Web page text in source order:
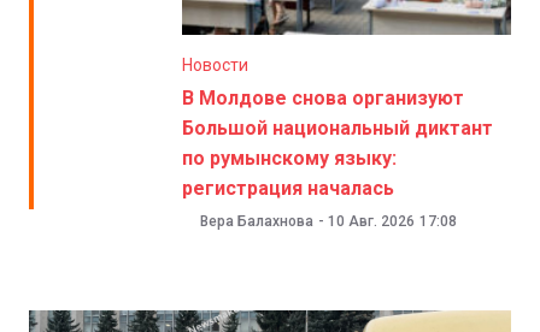
Новости
В Молдове снова организуют
Большой национальный диктант
по румынскому языку:
регистрация началась
Вера Балахнова - 10 Авг. 2026 17:08